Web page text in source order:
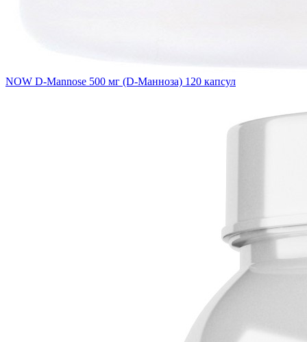
NOW D-Mannose 500 мг (D-Манноза) 120 капсул